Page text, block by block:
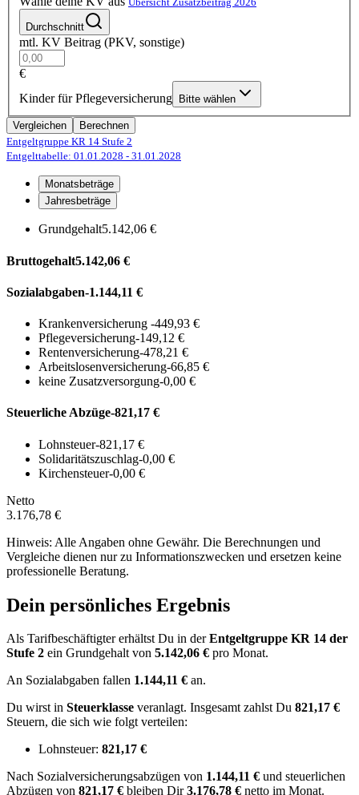
Durchschnitt
mtl. KV Beitrag (PKV, sonstige)
€
Kinder für Pflegeversicherung
Bitte wählen
Vergleichen
Berechnen
Entgeltgruppe KR 14 Stufe 2
Entgelttabelle: 01.01.2028 - 31.01.2028
Monatsbeträge
Jahresbeträge
Grundgehalt5.142,06 €
Bruttogehalt5.142,06 €
Sozialabgaben-1.144,11 €
Krankenversicherung -449,93 €
Pflegeversicherung-149,12 €
Rentenversicherung-478,21 €
Arbeitslosenversicherung-66,85 €
keine Zusatzversorgung-0,00 €
Steuerliche Abzüge-821,17 €
Lohnsteuer-821,17 €
Solidaritätszuschlag-0,00 €
Kirchensteuer-0,00 €
Netto
3.176,78 €
Hinweis: Alle Angaben ohne Gewähr. Die Berechnungen und
Vergleiche dienen nur zu Informationszwecken und ersetzen keine
professionelle Beratung.
Dein persönliches Ergebnis
Als Tarifbeschäftigter erhältst Du in derEntgeltgruppe KR 14 der
Stufe 2 ein Grundgehalt von 5.142,06 € pro Monat.
An Sozialabgaben fallen 1.144,11 € an.
Du wirst in Steuerklasse veranlagt. Insgesamt zahlst Du 821,17 €
Steuern, die sich wie folgt verteilen:
Lohnsteuer: 821,17 €
Nach Sozialversicherungsabzügen von 1.144,11 € und steuerlichen
Abzügen von 821,17 € bleiben Dir3.176,78 € netto im Monat.